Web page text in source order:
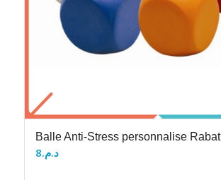
Balle Anti-Stress personnalise Rabat
د.م.8